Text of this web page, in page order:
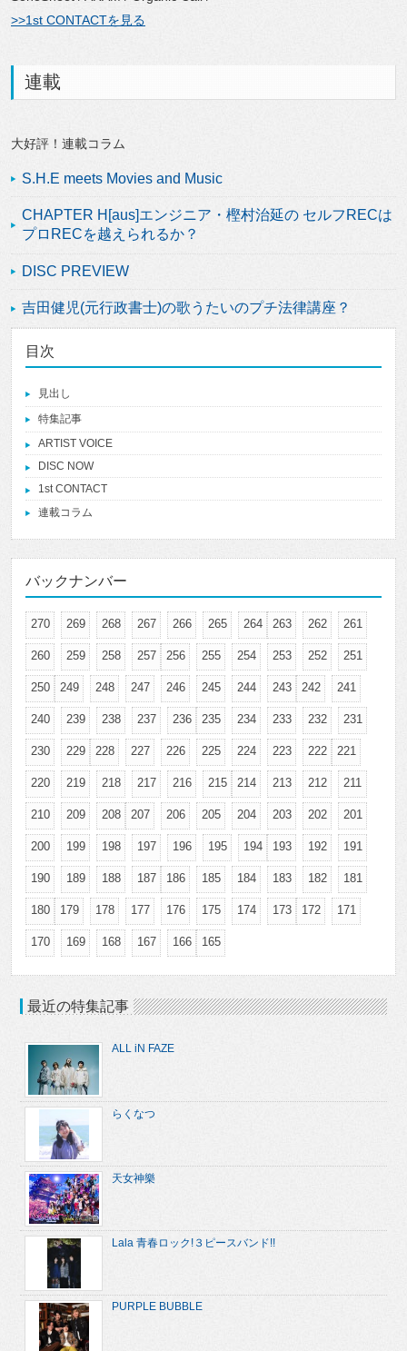
>>1st CONTACTを見る
連載
大好評！連載コラム
S.H.E meets Movies and Music
CHAPTER H[aus]エンジニア・樫村治延の セルフRECは
プロRECを越えられるか？
DISC PREVIEW
吉田健児(元行政書士)の歌うたいのプチ法律講座？
目次
見出し
特集記事
ARTIST VOICE
DISC NOW
1st CONTACT
連載コラム
バックナンバー
270 269 268 267 266 265 264 263 262 261
260 259 258 257 256 255 254 253 252 251
250 249 248 247 246 245 244 243 242 241
240 239 238 237 236 235 234 233 232 231
230 229 228 227 226 225 224 223 222 221
220 219 218 217 216 215 214 213 212 211
210 209 208 207 206 205 204 203 202 201
200 199 198 197 196 195 194 193 192 191
190 189 188 187 186 185 184 183 182 181
180 179 178 177 176 175 174 173 172 171
170 169 168 167 166 165
最近の特集記事
ALL iN FAZE
らくなつ
天女神樂
Lala 青春ロック!３ピースバンド!!
PURPLE BUBBLE